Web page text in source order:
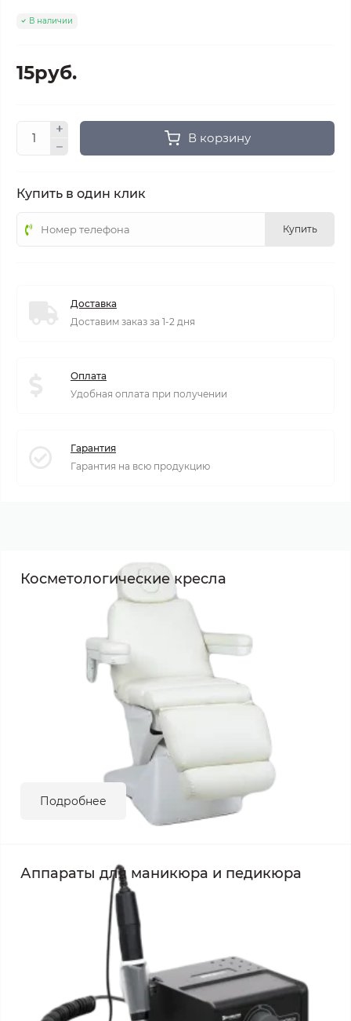
В наличии
15руб.
В корзину
Купить в один клик
Купить
Доставка
Доставим заказ за 1-2 дня
Оплата
Удобная оплата при получении
Гарантия
Гарантия на всю продукцию
Косметологические кресла
Подробнее
Аппараты для маникюра и педикюра